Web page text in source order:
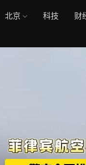
北京 科技 财